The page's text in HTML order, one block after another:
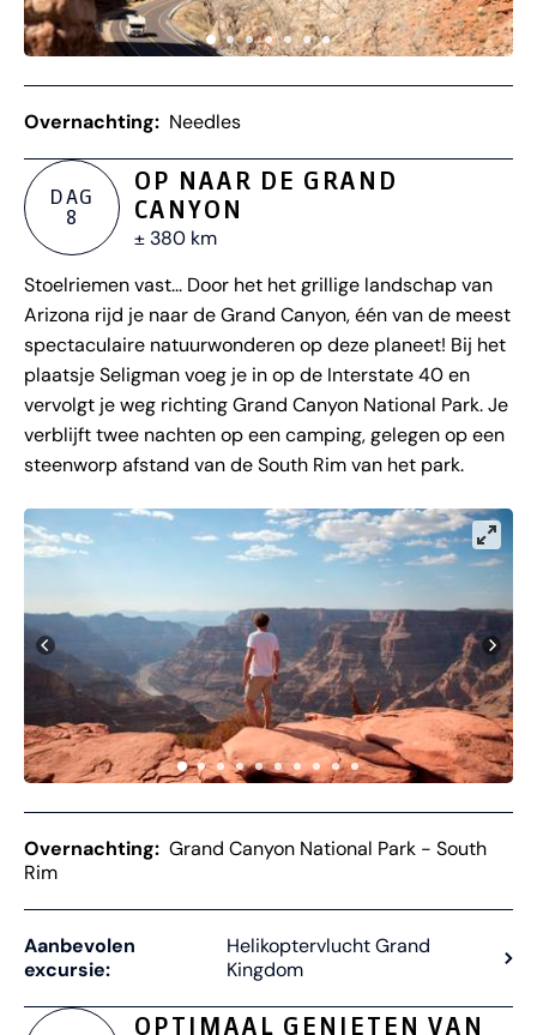
Overnachting: Needles
DAG
8
OP NAAR DE GRAND
CANYON
± 380 km
Stoelriemen vast... Door het het grillige landschap van
Arizona rijd je naar de Grand Canyon, één van de meest
spectaculaire natuurwonderen op deze planeet! Bij het
plaatsje Seligman voeg je in op de Interstate 40 en
vervolgt je weg richting Grand Canyon National Park. Je
verblijft twee nachten op een camping, gelegen op een
steenworp afstand van de South Rim van het park.
Overnachting: Grand Canyon National Park - South
Rim
Aanbevolen
excursie:
Helikoptervlucht Grand
Kingdom
OPTIMAAL GENIETEN VAN